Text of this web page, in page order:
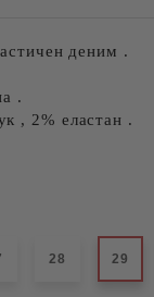
деним .
.
, 2% еластан .
28 29